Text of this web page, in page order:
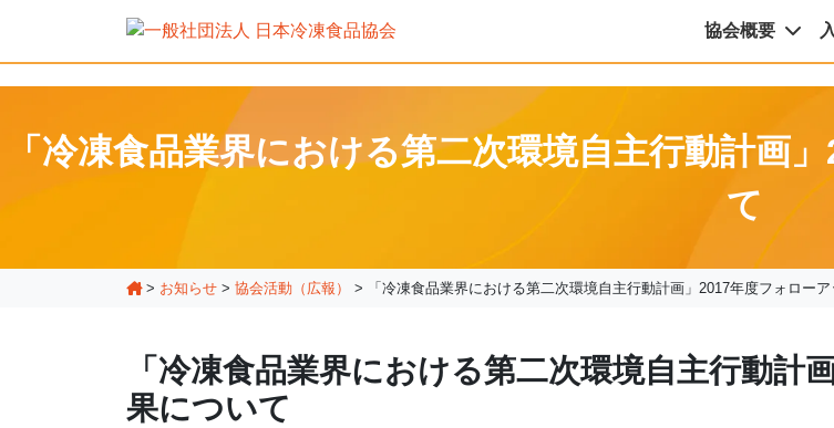
協会概要
「冷凍食品業界における第二次環境自主行動計画
て
> お知らせ > 協会活動（広報） > 「冷凍食品業界における第二次環境自主行動計画」2017年度フォロー
「冷凍食品業界における第二次環境自主行動計
果について